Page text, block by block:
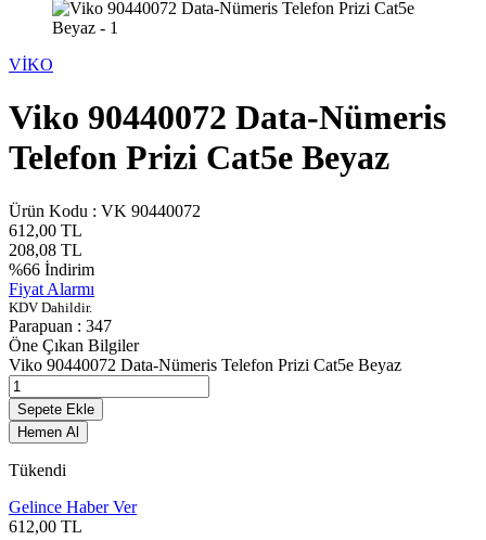
VİKO
Viko 90440072 Data-Nümeris
Telefon Prizi Cat5e Beyaz
Ürün Kodu : VK 90440072
612,00 TL
208,08 TL
%66 İndirim
Fiyat Alarmı
KDV Dahildir.
Parapuan : 347
Öne Çıkan Bilgiler
Viko 90440072 Data-Nümeris Telefon Prizi Cat5e Beyaz
Sepete Ekle
Hemen Al
Tükendi
Gelince Haber Ver
612,00 TL